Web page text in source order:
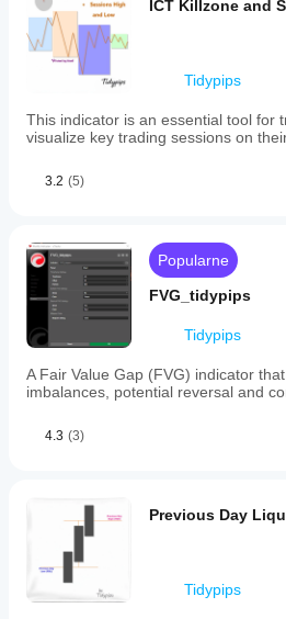
go już?
pierwszy(-
o
są dostępne
tylko w cTrader
Windows i Mac.
wskaźnik?
Zastosuj
wskaźnik
do różnych
okresów,
aby
jak
różnych
warunkach
rynkowych.
Czy
powinienem/powinnam
wskaźnika?
modyfikować
parametry
wskaźnik do
swojej
strategii.
ICT Killzone and
Tidypips
This indicator is an essential tool for
visualize key trading sessions on
3.2 (5)
Popularne
FVG_tidypips
Tidypips
A Fair Value Gap (FVG) indicator
imbalances, potential reversal and
4.3 (3)
Previous Day
Tidypips